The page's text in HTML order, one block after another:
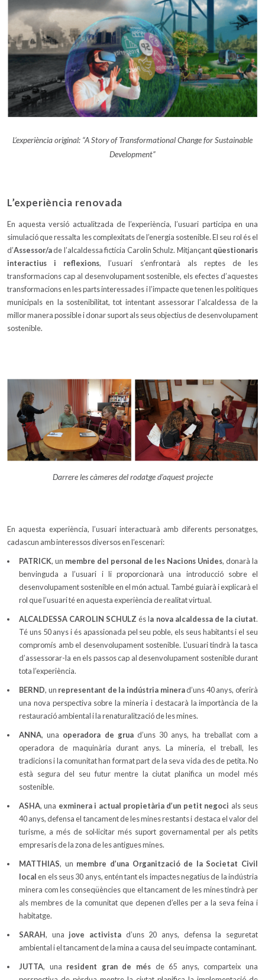
L’experiència original: “A Story of Transformational Change for Sustainable
Development”
L’experiència renovada
En aquesta versió actualitzada de l’experiència, l’usuari participa en una
simulació que ressalta les complexitats de l’energia sostenible. El seu rol és el
d’Assessor/ade l’alcaldessa fictícia Carolin Schulz. Mitjançantqüestionaris
interactius i reflexions, l’usuari s’enfrontarà als reptes de les
transformacions cap al desenvolupament sostenible, els efectes d’aquestes
transformacions en les parts interessades i l’impacte que tenen les polítiques
municipals en la sostenibilitat, tot intentant assessorar l’alcaldessa de la
millor manera possible i donar suport als seus objectius de desenvolupament
sostenible.
Darrere les càmeres del rodatge d’aquest projecte
En aquesta experiència, l’usuari interactuarà amb diferents personatges,
cadascun amb interessos diversos en l’escenari:
PATRICK, un membre del personal de les Nacions Unides, donarà la
benvinguda a l’usuari i li proporcionarà una introducció sobre el
desenvolupament sostenible en el món actual. També guiarà i explicarà el
rol que l’usuari té en aquesta experiència de realitat virtual.
ALCALDESSA CAROLIN SCHULZ és la nova alcaldessa de la ciutat.
Té uns 50 anys i és apassionada pel seu poble, els seus habitants i el seu
compromís amb el desenvolupament sostenible. L’usuari tindrà la tasca
d’assessorar-la en els passos cap al desenvolupament sostenible durant
tota l’experiència.
BERND, un representant de la indústria minerad’uns 40 anys, oferirà
una nova perspectiva sobre la mineria i destacarà la importància de la
restauració ambiental i la renaturalització de les mines.
ANNA, una operadora de gruad’uns 30 anys, ha treballat com a
operadora de maquinària durant anys. La mineria, el treball, les
tradicions i la comunitat han format part de la seva vida des de petita. No
està segura del seu futur mentre la ciutat planifica un model més
sostenible.
ASHA, una exminera i actual propietària d’un petit negoci als seus
40 anys, defensa el tancament de les mines restants i destaca el valor del
turisme, a més de sol·licitar més suport governamental per als petits
empresaris de la zona de les antigues mines.
MATTHIAS, un membre d’una Organització de la Societat Civil
localen els seus 30 anys, entén tant els impactes negatius de la indústria
minera com les conseqüències que el tancament de les mines tindrà per
als membres de la comunitat que depenen d’elles per a la seva feina i
habitatge.
SARAH, una jove activista d’uns 20 anys, defensa la seguretat
ambiental i el tancament de la mina a causa del seu impacte contaminant.
JUTTA, una resident gran de més de 65 anys, comparteix una